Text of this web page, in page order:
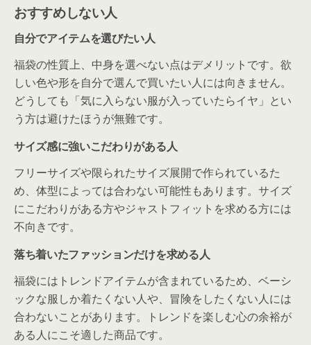
おすすめしない人
自分でアイテムを選びたい人
福袋の性質上、中身を選べない点はデメリットです。欲
しい色や形を自分で選んで買いたい人には向きません。
どうしても「気に入らない服が入っていたらイヤ」とい
う方は避けたほうが無難です。
サイズ感に強いこだわりがある人
フリーサイズや限られたサイズ展開で作られているた
め、体型によっては合わない可能性もあります。サイズ
にこだわりがある方やジャストフィットを求める方には
不向きです。
落ち着いたファッションだけを求める人
福袋にはトレンドアイテムが含まれているため、ベーシ
ックな服しか着たくない人や、冒険をしたくない人には
合わないことがあります。トレンドを楽しむ心の余裕が
ある人にこそ適した商品です。